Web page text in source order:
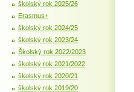
školský rok 2025/26
Erasmus+
školský rok 2024/25
školský rok 2023/24
Školský rok 2022/2023
školský rok 2021/2022
školský rok 2020/21
školský rok 2019/20